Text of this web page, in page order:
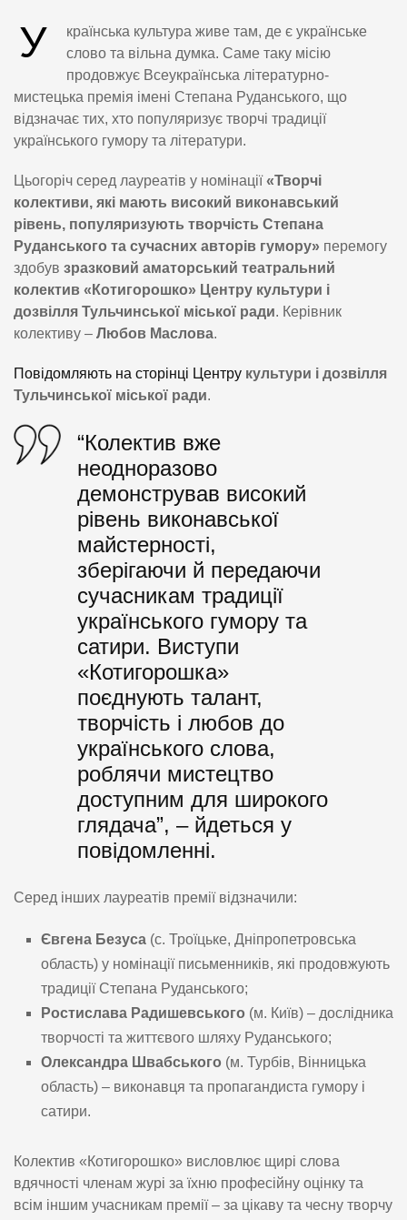
У
країнська культура живе там, де є українське
слово та вільна думка. Саме таку місію
продовжує Всеукраїнська літературно-
мистецька премія імені Степана Руданського, що
відзначає тих, хто популяризує творчі традиції
українського гумору та літератури.
Цьогоріч серед лауреатів у номінації«Творчі
колективи, які мають високий виконавський
рівень, популяризують творчість Степана
Руданського та сучасних авторів гумору» перемогу
здобув зразковий аматорський театральний
колектив «Котигорошко» Центру культури і
дозвілля Тульчинської міської ради. Керівник
колективу – Любов Маслова.
Повідомляють на сторінці Центру культури і дозвілля
Тульчинської міської ради.
“Колектив вже
неодноразово
демонстрував високий
рівень виконавської
майстерності,
зберігаючи й передаючи
сучасникам традиції
українського гумору та
сатири. Виступи
«Котигорошка»
поєднують талант,
творчість і любов до
українського слова,
роблячи мистецтво
доступним для широкого
глядача”, – йдеться у
повідомленні.
Серед інших лауреатів премії відзначили:
Євгена Безуса (с. Троїцьке, Дніпропетровська
область) у номінації письменників, які продовжують
традиції Степана Руданського;
Ростислава Радишевського (м. Київ) – дослідника
творчості та життєвого шляху Руданського;
Олександра Швабського (м. Турбів, Вінницька
область) – виконавця та пропагандиста гумору і
сатири.
Колектив «Котигорошко» висловлює щирі слова
вдячності членам журі за їхню професійну оцінку та
всім іншим учасникам премії – за цікаву та чесну творчу